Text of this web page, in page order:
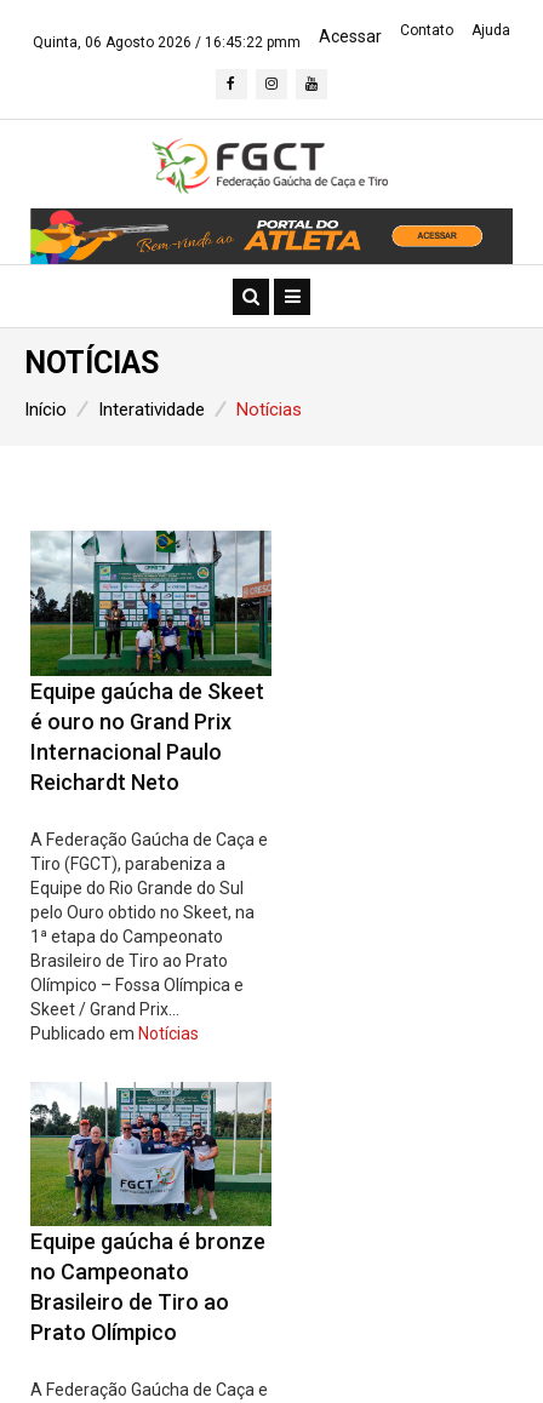
Quinta, 06 Agosto 2026 / 16:45:23 pmm Acessar Contato Ajuda
NOTÍCIAS
Início Interatividade Notícias
Equipe gaúcha de Skeet
é ouro no Grand Prix
Internacional Paulo
Reichardt Neto
A Federação Gaúcha de Caça e
Tiro (FGCT), parabeniza a
Equipe do Rio Grande do Sul
pelo Ouro obtido no Skeet, na
1ª etapa do Campeonato
Brasileiro de Tiro ao Prato
Olímpico – Fossa Olímpica e
Skeet / Grand Prix…
Publicado em Notícias
Equipe gaúcha é bronze
no Campeonato
Brasileiro de Tiro ao
Prato Olímpico
A Federação Gaúcha de Caça e